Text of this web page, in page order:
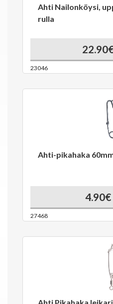
Ahti Nailonköysi,
rulla
23046
Ahti-pikahaka
4.90€
27468